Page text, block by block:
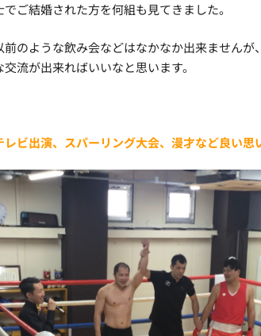
ご結婚された方を何組も見てきました。
のような飲み会などはなかなか出来ませんが
流が出来ればいいなと思います。
レビ出演、スパーリング大会、漫才など良い思